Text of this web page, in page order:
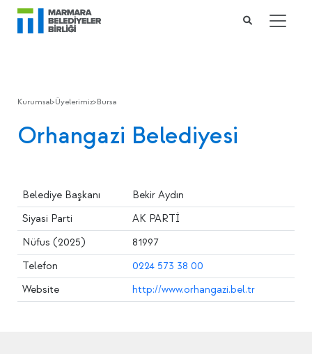
Kurumsal>Üyelerimiz>Bursa
Orhangazi Belediyesi
Belediye Başkanı
Bekir Aydın
Siyasi Parti
AK PARTİ
Nüfus (2025)
81997
Telefon
0224 573 38 00
Website
http://www.orhangazi.bel.tr